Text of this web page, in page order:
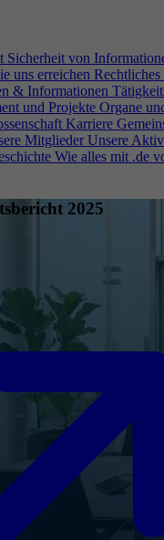
Sicherheit von
uns erreichen
& Informationen
und Projekte Organe
Karriere
Mitglieder Unsere
Wie alles mit .de
2025